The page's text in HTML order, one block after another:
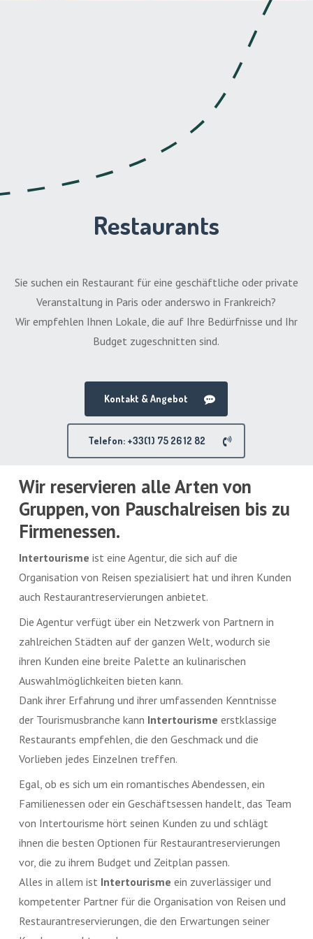
Restaurants
Sie suchen ein Restaurant für eine geschäftliche oder private
Veranstaltung in Paris oder anderswo in Frankreich?
Wir empfehlen Ihnen Lokale, die auf Ihre Bedürfnisse und Ihr
Budget zugeschnitten sind.
Kontakt & Angebot
Telefon: +33(1) 75 26 12 82
Wir reservieren alle Arten von
Gruppen, von Pauschalreisen bis zu
Firmenessen.
Intertourisme ist eine Agentur, die sich auf die
Organisation von Reisen spezialisiert hat und ihren Kunden
auch Restaurantreservierungen anbietet.
Die Agentur verfügt über ein Netzwerk von Partnern in
zahlreichen Städten auf der ganzen Welt, wodurch sie
ihren Kunden eine breite Palette an kulinarischen
Auswahlmöglichkeiten bieten kann.
Dank ihrer Erfahrung und ihrer umfassenden Kenntnisse
der Tourismusbranche kann Intertourisme erstklassige
Restaurants empfehlen, die den Geschmack und die
Vorlieben jedes Einzelnen treffen.
Egal, ob es sich um ein romantisches Abendessen, ein
Familienessen oder ein Geschäftsessen handelt, das Team
von Intertourisme hört seinen Kunden zu und schlägt
ihnen die besten Optionen für Restaurantreservierungen
vor, die zu ihrem Budget und Zeitplan passen.
Alles in allem ist Intertourisme ein zuverlässiger und
kompetenter Partner für die Organisation von Reisen und
Restaurantreservierungen, die den Erwartungen seiner